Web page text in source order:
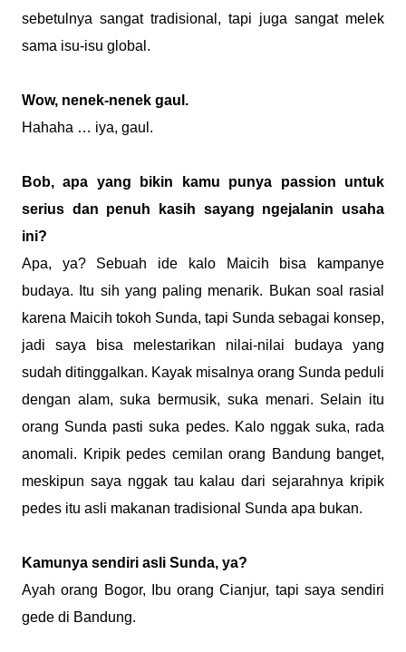
sebetulnya sangat tradisional, tapi juga sangat melek
sama isu-isu global.
Wow, nenek-nenek gaul.
Hahaha … iya, gaul.
Bob, apa yang bikin kamu punya passion untuk
serius dan penuh kasih sayang ngejalanin usaha
ini?
Apa, ya? Sebuah ide kalo Maicih bisa kampanye
budaya. Itu sih yang paling menarik. Bukan soal rasial
karena Maicih tokoh Sunda, tapi Sunda sebagai konsep,
jadi saya bisa melestarikan nilai-nilai budaya yang
sudah ditinggalkan. Kayak misalnya orang Sunda peduli
dengan alam, suka bermusik, suka menari. Selain itu
orang Sunda pasti suka pedes. Kalo nggak suka, rada
anomali. Kripik pedes cemilan orang Bandung banget,
meskipun saya nggak tau kalau dari sejarahnya kripik
pedes itu asli makanan tradisional Sunda apa bukan.
Kamunya sendiri asli Sunda, ya?
Ayah orang Bogor, Ibu orang Cianjur, tapi saya sendiri
gede di Bandung.